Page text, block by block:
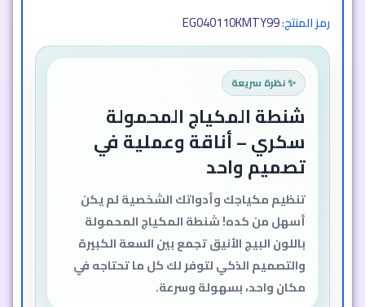
رمز المنتج:EG040110KMTY99
✨ نظرة سريعة
شنطة المكياج المحمولة
سكري – أناقة وعملية في
تصميم واحد
تنظيم مكياجك وأدواتك الشخصية لم يكن
أسهل من كده! شنطة المكياج المحمولة
باللون البيج الأنيق تجمع بين السعة الكبيرة
والتصميم الذكي لتوفر لك كل ما تحتاجه في
مكان واحد، بسهولة وسرعة.